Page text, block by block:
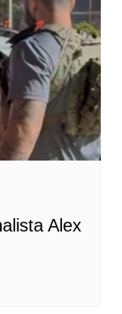
Alex